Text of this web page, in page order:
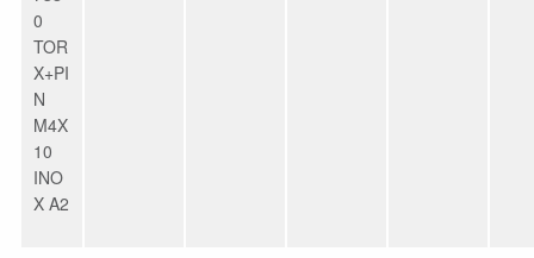
0
TOR
X+PI
N
M4X
10
INO
X A2